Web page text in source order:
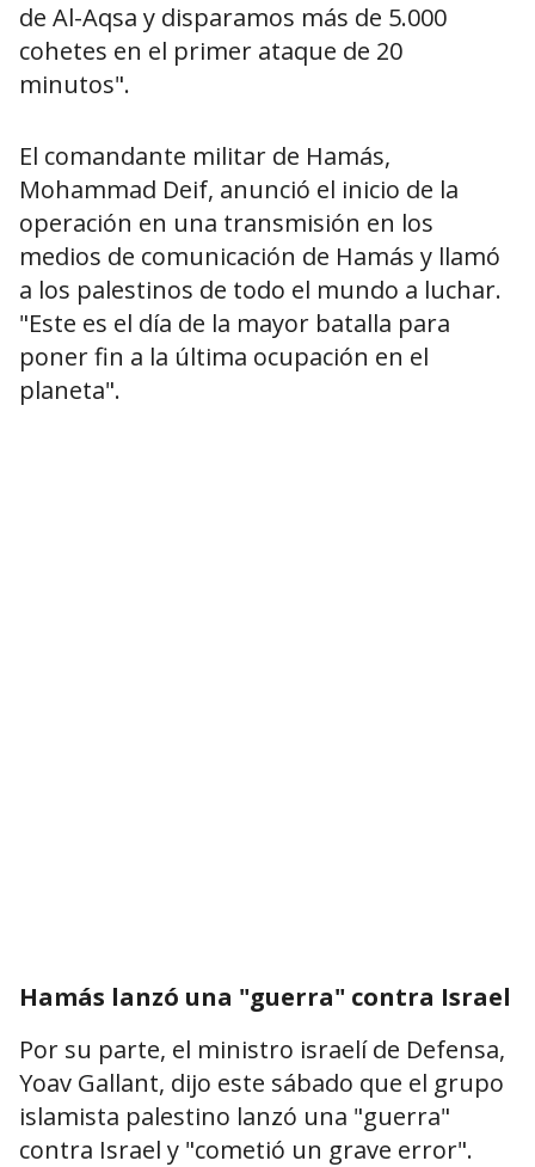
de Al-Aqsa y disparamos más de 5.000
cohetes en el primer ataque de 20
minutos".
El comandante militar de Hamás,
Mohammad Deif, anunció el inicio de la
operación en una transmisión en los
medios de comunicación de Hamás y llamó
a los palestinos de todo el mundo a luchar.
"Este es el día de la mayor batalla para
poner fin a la última ocupación en el
planeta".
Hamás lanzó una "guerra" contra Israel
Por su parte, el ministro israelí de Defensa,
Yoav Gallant, dijo este sábado que el grupo
islamista palestino lanzó una "guerra"
contra Israel y "cometió un grave error".